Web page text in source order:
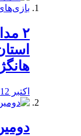
اکتبر 12, 2023